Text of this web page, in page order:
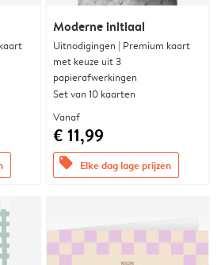
Moderne initiaal
Uitnodigingen | Premium kaart
met keuze uit 3
papierafwerkingen
Set van 10 kaarten
Vanaf
€ 11,99
offers Elke dag lage prijzen